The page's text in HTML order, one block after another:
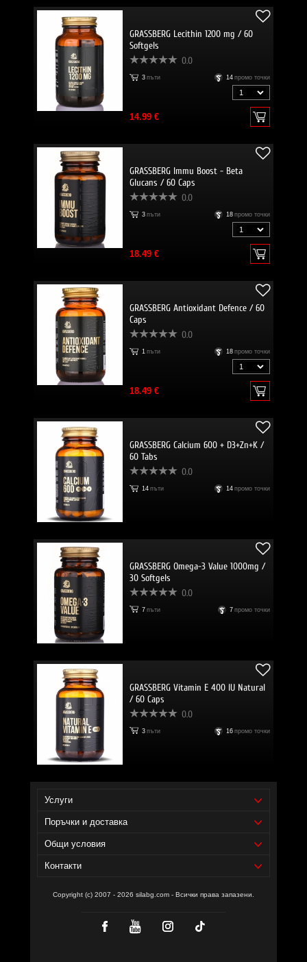
GRASSBERG Lecithin 1200 mg / 60
Softgels
0.0
3 пъти 14 промо точки
14.99 €
GRASSBERG Immu Boost - Beta
Glucans / 60 Caps
0.0
3 пъти 18 промо точки
18.49 €
GRASSBERG Antioxidant Defence / 60
Caps
0.0
1 пъти 18 промо точки
18.49 €
GRASSBERG Calcium 600 + D3+Zn+K /
60 Tabs
0.0
14 пъти 14 промо точки
GRASSBERG Omega-3 Value 1000mg /
30 Softgels
0.0
7 пъти 7 промо точки
GRASSBERG Vitamin E 400 IU Natural
/ 60 Caps
0.0
3 пъти 16 промо точки
Услуги
Поръчки и доставка
Общи условия
Контакти
Copyright (c) 2007 - 2026 silabg.com - Всички права запазени.